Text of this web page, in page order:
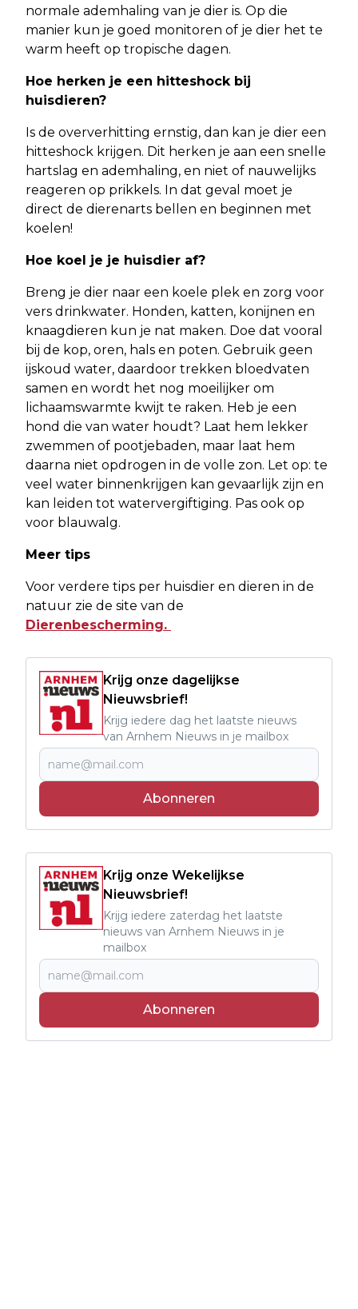
normale ademhaling van je dier is. Op die
manier kun je goed monitoren of je dier het te
warm heeft op tropische dagen.
Hoe herken je een hitteshock bij
huisdieren?
Is de oververhitting ernstig, dan kan je dier een
hitteshock krijgen. Dit herken je aan een snelle
hartslag en ademhaling, en niet of nauwelijks
reageren op prikkels. In dat geval moet je
direct de dierenarts bellen en beginnen met
koelen!
Hoe koel je je huisdier af?
Breng je dier naar een koele plek en zorg voor
vers drinkwater. Honden, katten, konijnen en
knaagdieren kun je nat maken. Doe dat vooral
bij de kop, oren, hals en poten. Gebruik geen
ijskoud water, daardoor trekken bloedvaten
samen en wordt het nog moeilijker om
lichaamswarmte kwijt te raken. Heb je een
hond die van water houdt? Laat hem lekker
zwemmen of pootjebaden, maar laat hem
daarna niet opdrogen in de volle zon. Let op: te
veel water binnenkrijgen kan gevaarlijk zijn en
kan leiden tot watervergiftiging. Pas ook op
voor blauwalg.
Meer tips
Voor verdere tips per huisdier en dieren in de
natuur zie de site van de
Dierenbescherming.
Krijg onze dagelijkse
Nieuwsbrief!
Krijg iedere dag het laatste nieuws
van Arnhem Nieuws in je mailbox
Abonneren
Krijg onze Wekelijkse
Nieuwsbrief!
Krijg iedere zaterdag het laatste
nieuws van Arnhem Nieuws in je
mailbox
Abonneren